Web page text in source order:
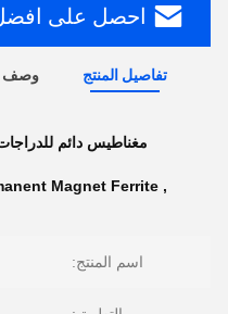
احصل على
تفاصيل المنتج وصف
مغناطيس دائم للدراجات
,
Magnet Ferrite
اسم المنتج: